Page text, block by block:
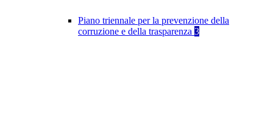
Piano triennale per la prevenzione della
corruzione e della trasparenza 3